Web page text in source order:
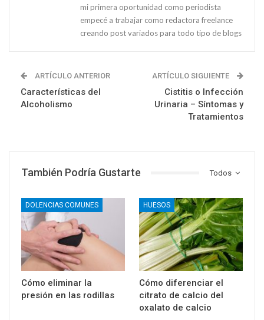
mi primera oportunidad como periodista
empecé a trabajar como redactora freelance
creando post variados para todo tipo de blogs
ARTÍCULO ANTERIOR
Características del
Alcoholismo
ARTÍCULO SIGUIENTE
Cistitis o Infección
Urinaria – Síntomas y
Tratamientos
Todos
También Podría Gustarte
DOLENCIAS COMUNES
Cómo eliminar la
presión en las rodillas
HUESOS
Cómo diferenciar el
citrato de calcio del
oxalato de calcio